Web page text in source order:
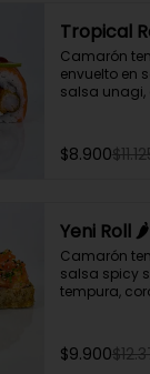
Tropical
Camarón
envuelto en
salsa
$8.900
Yeni Roll 🌶️
Camarón
salsa spicy
tempura,
$9.900